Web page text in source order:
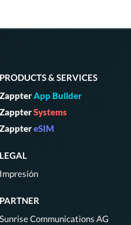
PRODUCTS & SERVICES
ZappterApp Builder
ZappterSystems
ZapptereSIM
LEGAL
Impresión
PARTNER
Sunrise Communications AG